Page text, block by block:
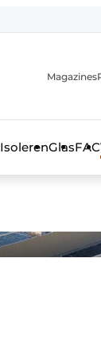
Magazines
IsolerenGlasFAC